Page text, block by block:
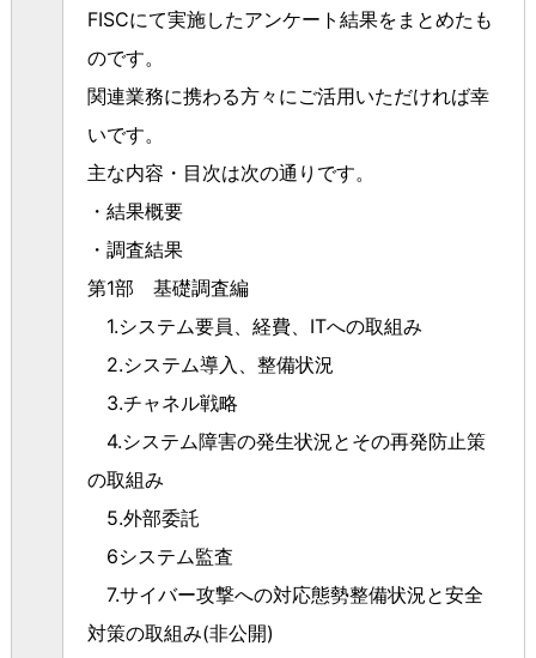
FISCにて実施したアンケート結果をまとめたも
のです。
関連業務に携わる方々にご活用いただければ幸
いです。
主な内容・目次は次の通りです。
・結果概要
・調査結果
第1部 基礎調査編
1.システム要員、経費、 ITへの取組み
2.システム導入、整備状況
3.チャネル戦略
4.システム障害の発生状況とその再発防止策
の取組み
5.外部委託
6システム監査
7.サイバー攻撃への対応態勢整備状況と安全
対策の取組み(非公開)